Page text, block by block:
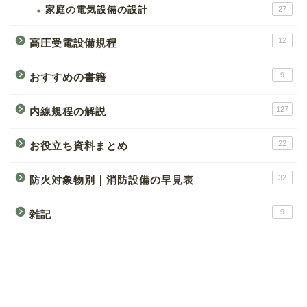
家庭の電気設備の設計 27
高圧受電設備規程 12
おすすめの書籍 9
内線規程の解説 127
お役立ち資料まとめ 22
防火対象物別｜消防設備の早見表 32
雑記 9